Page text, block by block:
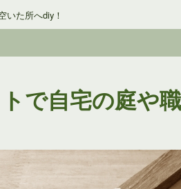
いた所へdiy！
で自宅の庭や